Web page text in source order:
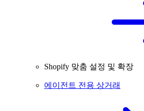
Shopify 맞춤 설정 및 확장
에이전트 전용 상거래